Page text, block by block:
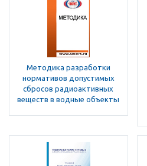
Методика разработки
нормативов допустимых
сбросов радиоактивных
веществ в водные объекты